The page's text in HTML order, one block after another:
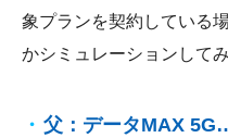
象プランを契約している
かシミュレーションしてみ
父：データMAX